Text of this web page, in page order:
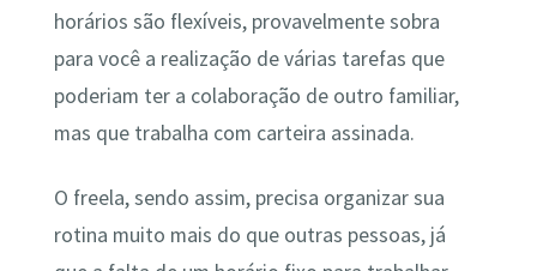
horários são flexíveis, provavelmente sobra
para você a realização de várias tarefas que
poderiam ter a colaboração de outro familiar,
mas que trabalha com carteira assinada.
O freela, sendo assim, precisa organizar sua
rotina muito mais do que outras pessoas, já